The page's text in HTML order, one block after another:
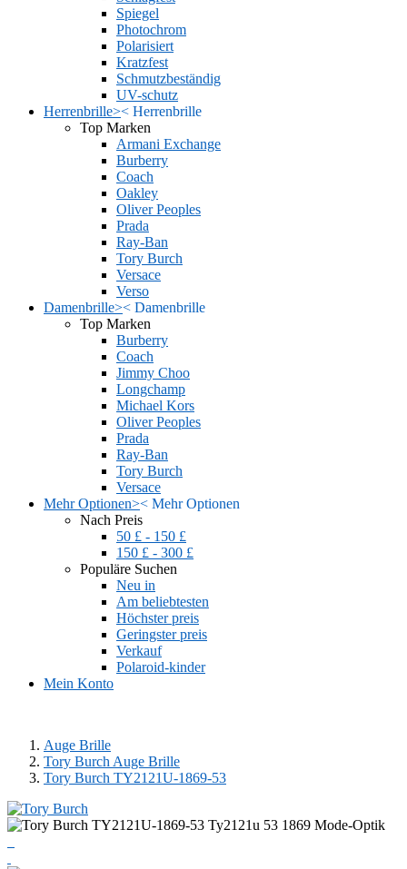
Spiegel
Photochrom
Polarisiert
Kratzfest
Schmutzbeständig
UV-schutz
Herrenbrille>< Herrenbrille
Top Marken
Armani Exchange
Burberry
Coach
Oakley
Oliver Peoples
Prada
Ray-Ban
Tory Burch
Versace
Verso
Damenbrille>< Damenbrille
Top Marken
Burberry
Coach
Jimmy Choo
Longchamp
Michael Kors
Oliver Peoples
Prada
Ray-Ban
Tory Burch
Versace
Mehr Optionen>< Mehr Optionen
Nach Preis
50 £ - 150 £
150 £ - 300 £
Populäre Suchen
Neu in
Am beliebtesten
Höchster preis
Geringster preis
Verkauf
Polaroid-kinder
Mein Konto
Auge Brille
Tory Burch Auge Brille
Tory Burch TY2121U-1869-53